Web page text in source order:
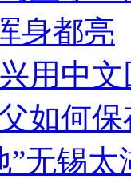
身都亮
用中
如何
”无锡